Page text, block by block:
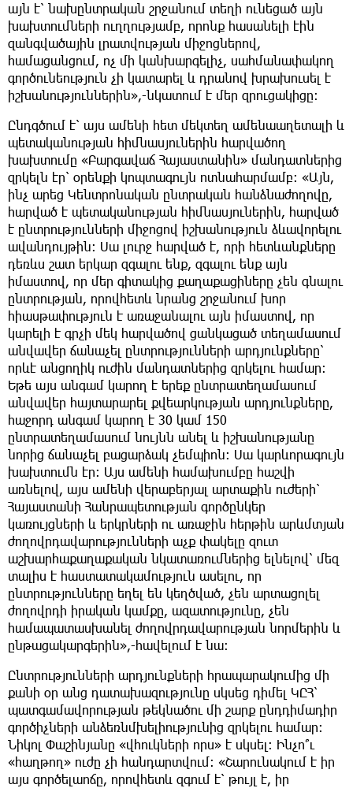
այն է՝ նախընտրական շրջանում տեղի ունեցած այն
խախտումների ուղղությամբ, որոնք հասանելի էին
զանգվածային լրատվության միջոցներով,
համացանցում, ոչ մի կանխարգելիչ, սահմանափակող
գործունեություն չի կատարել և դրանով խրախուսել է
իշխանություններին»,-նկատում է մեր զրուցակիցը։
Ընդգծում է՝ այս ամենի հետ մեկտեղ ամենաաղետալի և
պետականության հիմնասյուներին հարվածող
խախտումը «Բարգավաճ Հայաստանին» մանդատներից
զրկելն էր՝ օրենքի կոպտագույն ոտնահարմամբ։ «Այն,
ինչ արեց Կենտրոնական ընտրական հանձնաժողովը,
հարված է պետականության հիմնասյուներին, հարված
է ընտրությունների միջոցով իշխանություն ձևավորելու
ավանդույթին։ Սա լուրջ հարված է, որի հետևանքները
դեռևս շատ երկար զգալու ենք, զգալու ենք այն
իմաստով, որ մեր գիտակից քաղաքացիները չեն գնալու
ընտրության, որովհետև նրանց շրջանում խոր
հիասթափություն է առաջանալու այն իմաստով, որ
կարելի է գրչի մեկ հարվածով ցանկացած տեղամասում
անվավեր ճանաչել ընտրությունների արդյունքները՝
որևէ անցողիկ ուժին մանդատներից զրկելու համար։
Եթե այս անգամ կարող է երեք ընտրատեղամասում
անվավեր հայտարարել քվեարկության արդյունքները,
հաջորդ անգամ կարող է 30 կամ 150
ընտրատեղամասում նույնն անել և իշխանությանը
նորից ճանաչել բացարձակ չեմպիոն։ Սա կարևորագույն
խախտումն էր։ Այս ամենի համախումբը հաշվի
առնելով, այս ամենի վերաբերյալ արտաքին ուժերի՝
Հայաստանի Հանրապետության գործընկեր
կառույցների և երկրների ու առաջին հերթին արևմտյան
ժողովրդավարությունների աչք փակելը զուտ
աշխարհաքաղաքական նկատառումներից ելնելով՝ մեզ
տալիս է հաստատակամություն ասելու, որ
ընտրությունները եղել են կեղծված, չեն արտացոլել
ժողովրդի իրական կամքը, ազատությունը, չեն
համապատասխանել ժողովրդավարության նորմերին և
ընթացակարգերին»,-հավելում է նա։
Ընտրությունների արդյունքների հրապարակումից մի
քանի օր անց դատախազությունը սկսեց դիմել ԿԸՀ՝
պատգամավորության թեկնածու մի շարք ընդդիմադիր
գործիչների անձեռնմխելիությունից զրկելու համար։
Նիկոլ Փաշինյանը «վհուկների որս» է սկսել։ Ինչո՞ւ
«հաղթող» ուժը չի հանդարտվում։ «Շարունակում է իր
այս գործելաոճը, որովհետև զգում է՝ թույլ է, իր